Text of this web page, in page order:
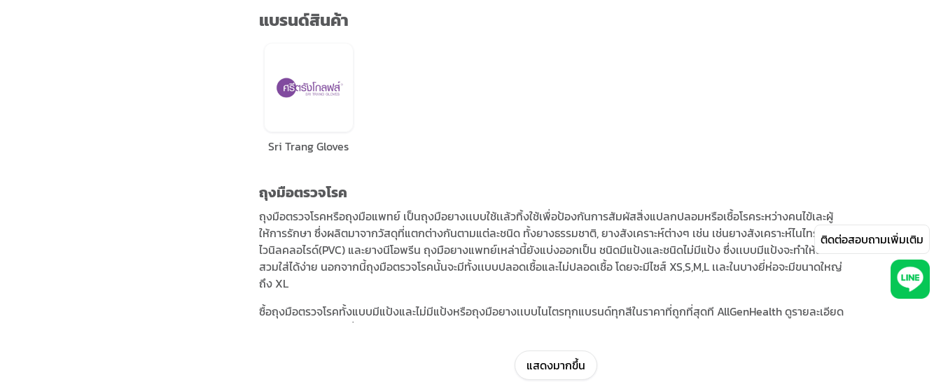
แบรนด์สินค้า
Sri Trang Gloves
ถุงมือตรวจโรค
ถุงมือตรวจโรคหรือถุงมือแพทย์ เป็นถุงมือยางเเบบใช้เเล้วทิ้งใช้เพื่อป้องกันการสัมผัสสิ่งแปลกปลอมหรือเชื้อโรคระหว่างคนไข้เละผู้
ให้การรักษา ซึ่งผลิตมาจากวัสดุที่แตกต่างกันตามแต่ละชนิด ทั้งยางธรรมชาติ, ยางสังเคราะห์ต่างๆ เช่น เช่นยางสังเคราะห์ไนไทรล์, พอลิ
ไวนิลคลอไรด์(PVC) และยางนีโอพรีน ถุงมือยางแพทย์เหล่านี้ยังแบ่งออกเป็น ชนิดมีแป้งและชนิดไม่มีแป้ง ซึ่งเเบบมีแป้งจะทำให้ลื่นและ
สวมใส่ได้ง่าย นอกจากนี้ถุงมือตรวจโรคนั้นจะมีทั้งเเบบปลอดเชื้อและไม่ปลอดเชื้อ โดยจะมีไซส์ XS,S,M,L เเละในบางยี่ห่อจะมีขนาดใหญ่
ถึง XL
ซื้อถุงมือตรวจโรคทั้งแบบมีแป้งและไม่มีแป้งหรือถุงมือยางเเบบไนไตรทุกแบรนด์ทุกสีในราคาที่ถูกที่สุดที AllGenHealth ดูรายละเอียด
ถุงมือยางและราคาเพิ่มเติมด้านบน
แสดงมากขึ้น
ติดต่อสอบถามเพิ่มเติม